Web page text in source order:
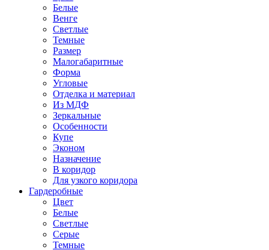
Белые
Венге
Светлые
Темные
Размер
Малогабаритные
Форма
Угловые
Отделка и материал
Из МДФ
Зеркальные
Особенности
Купе
Эконом
Назначение
В коридор
Для узкого коридора
Гардеробные
Цвет
Белые
Светлые
Серые
Темные